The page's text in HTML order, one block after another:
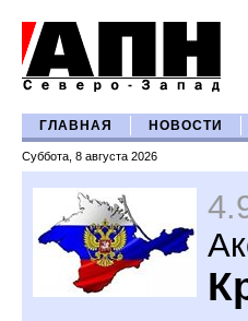
ГЛАВНАЯ НОВОСТИ
Суббота, 8 августа 2026